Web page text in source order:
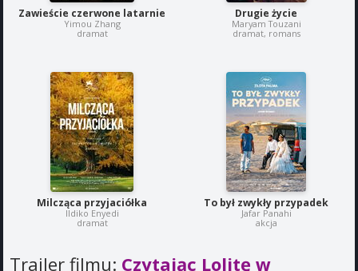
Zawieście czerwone latarnie
Yimou Zhang
dramat
Drugie życie
Maryam Touzani
dramat, romans
Milcząca przyjaciółka
Ildiko Enyedi
dramat
To był zwykły przypadek
Jafar Panahi
akcja
Trailer filmu: Czytając Lolitę w